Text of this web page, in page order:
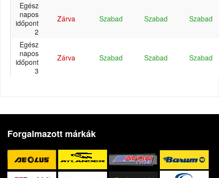
Egész
napos
időpont
2
Zárva Szabad Szabad Szabad
Egész
napos
időpont
3
Zárva Szabad Szabad Szabad
Forgalmazott márkák